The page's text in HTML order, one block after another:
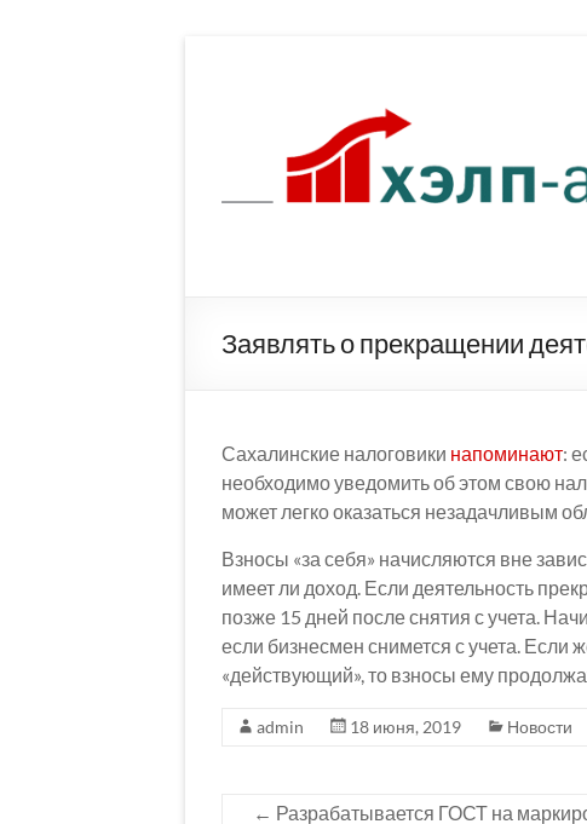
Заявлять о прекращении
Сахалинские налоговики напоминают:
необходимо уведомить об этом свою
может легко оказаться незадачливым
Взносы «за себя» начисляются вне
имеет ли доход. Если деятельность
позже 15 дней после снятия с учета.
если бизнесмен снимется с учета. Если
«действующий», то взносы ему
admin 18 июня, 2019 Новости
← Разрабатывается ГОСТ на